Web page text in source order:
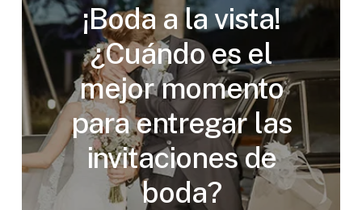
¡Boda a la vista!
¿Cuándo es el
mejor momento
para entregar las
invitaciones de
boda?